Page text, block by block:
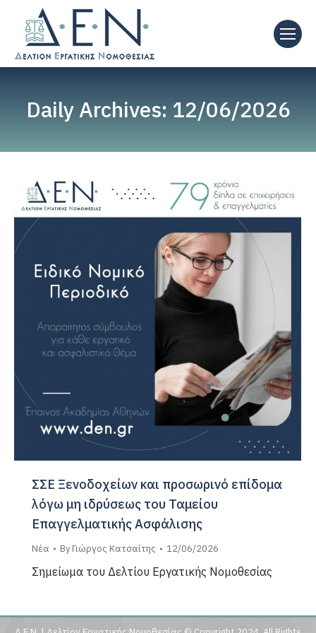
Daily Archives: 12/06/2026
ΣΣΕ Ξενοδοχείων και προσωρινό επίδομα
λόγω μη ιδρύσεως του Ταμείου
Επαγγελματικής Ασφάλισης
Νέα By Γιώργος Κατσαίτης 12/06/2026
Σημείωμα του Δελτίου Εργατικής Νομοθεσίας